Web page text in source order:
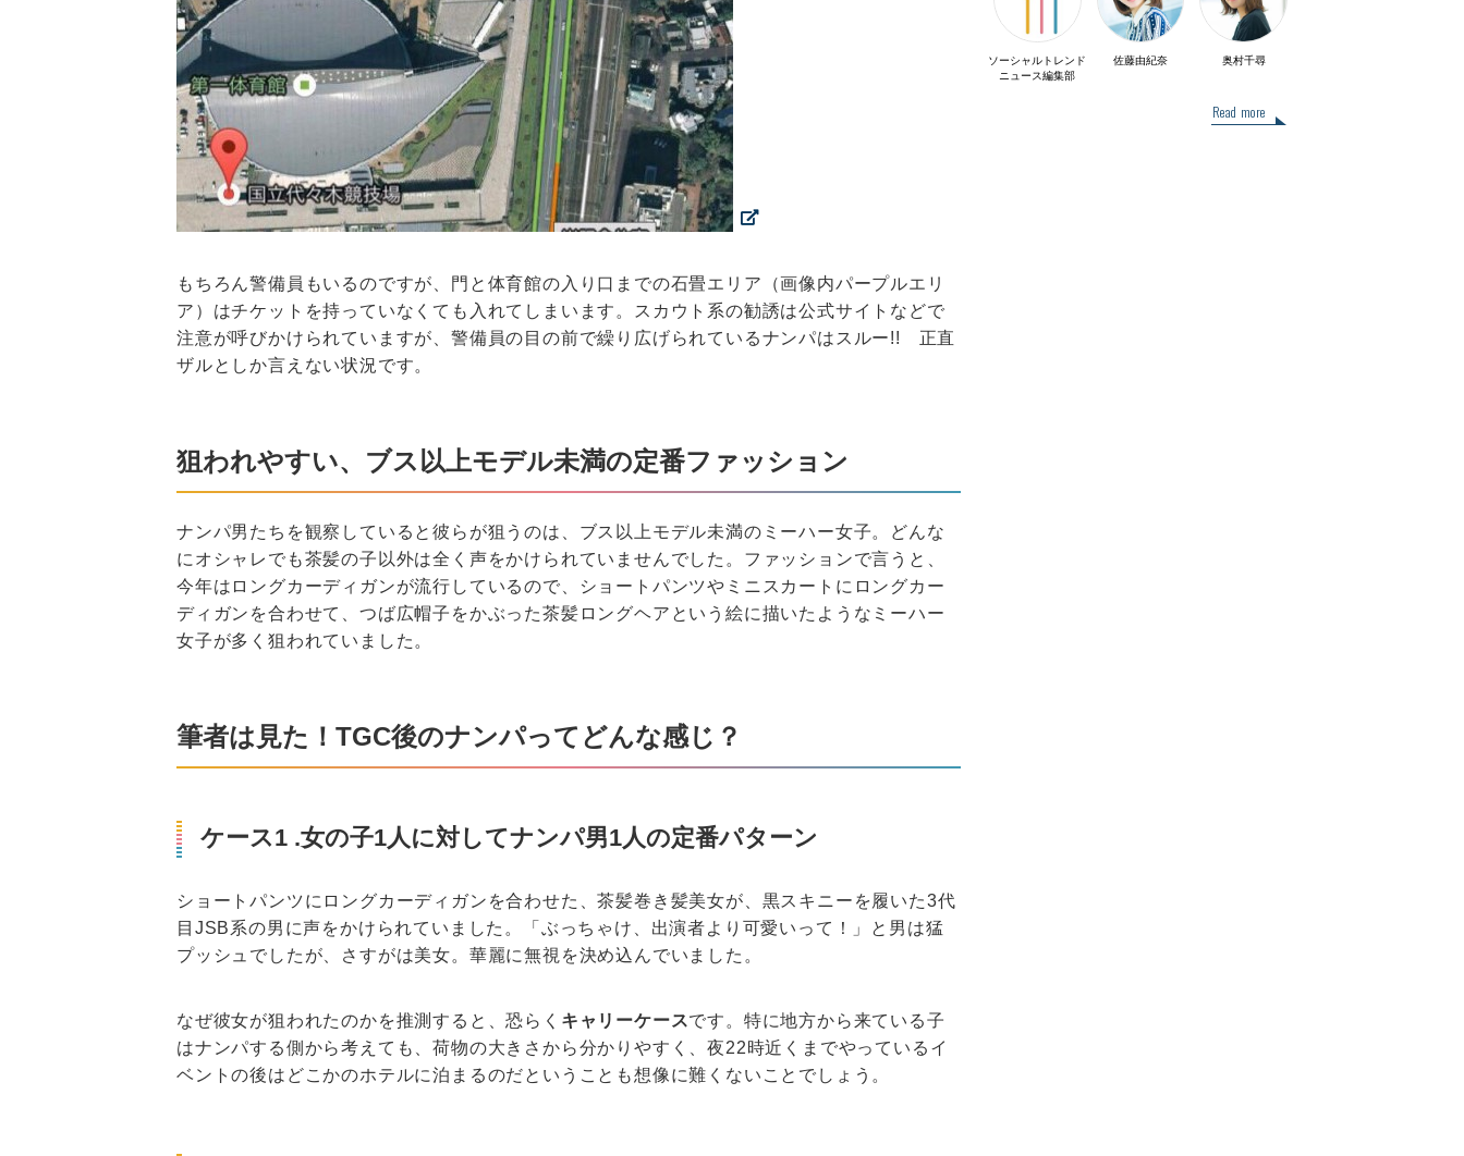
もちろん警備員もいるのですが、門と体育館の入り口までの石畳エリア（画像内パープルエリ
ア）はチケットを持っていなくても入れてしまいます。スカウト系の勧誘は公式サイトなどで
注意が呼びかけられていますが、警備員の目の前で繰り広げられているナンパはスルー!! 正直
ザルとしか言えない状況です。
狙われやすい、ブス以上モデル未満の定番ファッション
ナンパ男たちを観察していると彼らが狙うのは、ブス以上モデル未満のミーハー女子。どんな
にオシャレでも茶髪の子以外は全く声をかけられていませんでした。ファッションで言うと、
今年はロングカーディガンが流行しているので、ショートパンツやミニスカートにロングカー
ディガンを合わせて、つば広帽子をかぶった茶髪ロングヘアという絵に描いたようなミーハー
女子が多く狙われていました。
筆者は見た！TGC後のナンパってどんな感じ？
ケース1 .女の子1人に対してナンパ男1人の定番パターン
ショートパンツにロングカーディガンを合わせた、茶髪巻き髪美女が、黒スキニーを履いた3代
目JSB系の男に声をかけられていました。「ぶっちゃけ、出演者より可愛いって！」と男は猛
プッシュでしたが、さすがは美女。華麗に無視を決め込んでいました。
なぜ彼女が狙われたのかを推測すると、恐らく キャリーケースです。特に地方から来ている子
はナンパする側から考えても、荷物の大きさから分かりやすく、夜22時近くまでやっているイ
ベントの後はどこかのホテルに泊まるのだということも想像に難くないことでしょう。
ソーシャルトレンド
ニュース編集部
佐藤由紀奈 奥村千尋
Read more